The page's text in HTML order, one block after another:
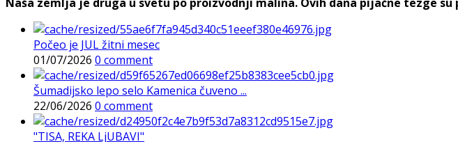
Naša zemlja je druga u svetu po proizvodnji malina. Ovih dana pijačne tezge
Počeo je JUL žitni mesec
01/07/2026 0 comment
Šumadijsko lepo selo Kamenica čuveno ...
22/06/2026 0 comment
"TISA, REKA LjUBAVI"